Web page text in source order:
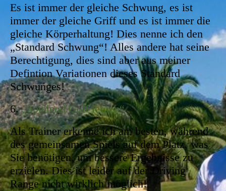
Es ist immer der gleiche Schwung, es ist
immer der gleiche Griff und es ist immer die
gleiche Körperhaltung! Dies nenne ich den
„Standard Schwung“! Alles andere hat seine
Berechtigung, dies sind aber aus meiner
Defintion Variationen dieses Standard
Schwunges!
6.„Spielend Golf lernen“
Als Trainer erkenne ich am besten, während
des gemeinsamen Spiels auf dem Platz, was
Sie benötigen, um bessere Ergebnisse zu
erzielen. Dies ist leider auf der Driving
Range nicht wirklich möglich!